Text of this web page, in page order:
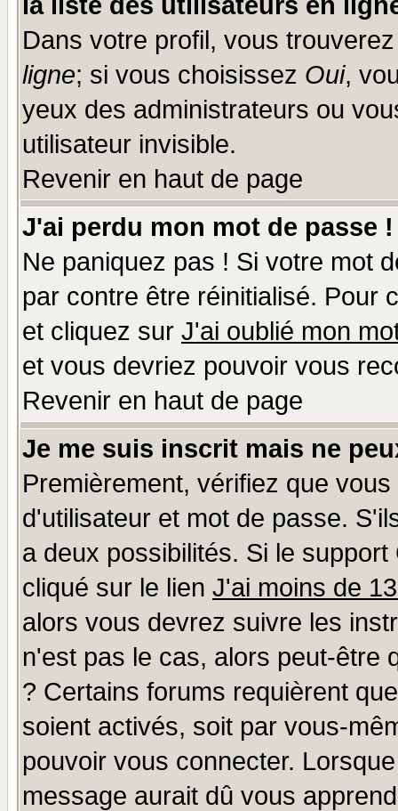
Dans votre profil, vous
ligne; si vous choisissez Oui,
yeux des administrateurs ou
utilisateur invisible.
Revenir en haut de page
J'ai perdu mon mot de passe !
Ne paniquez pas ! Si votre mot
par contre être réinitialisé. Pour
et cliquez sur J'ai oublié mon
et vous devriez pouvoir vous
Revenir en haut de page
Je me suis inscrit mais ne
Premièrement, vérifiez que
d'utilisateur et mot de passe.
a deux possibilités. Si le
cliqué sur le lien J'ai moins de
alors vous devrez suivre les
n'est pas le cas, alors peut-être
? Certains forums requièrent
soient activés, soit par vous-
pouvoir vous connecter.
message aurait dû vous